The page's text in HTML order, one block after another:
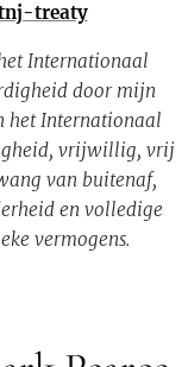
treaty
Internationaal
door mijn
het Internationaal
vrijwillig, vrij
van buitenaf,
en volledige
vermogens.